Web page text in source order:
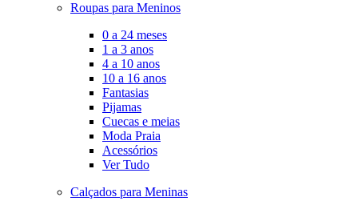
Roupas para Meninos
0 a 24 meses
1 a 3 anos
4 a 10 anos
10 a 16 anos
Fantasias
Pijamas
Cuecas e meias
Moda Praia
Acessórios
Ver Tudo
Calçados para Meninas